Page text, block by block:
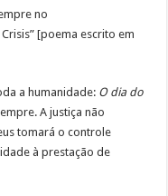
no
[poema escrito em
a humanidade: O dia do
A justiça não
tomará o controle
à prestação de